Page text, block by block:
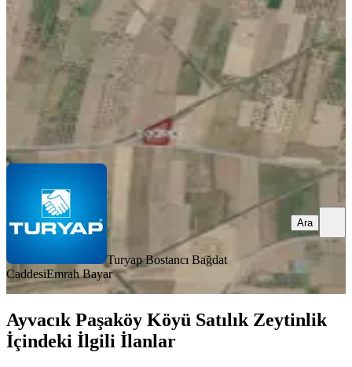
2546 m²·746/m² 07.08.2026
1.900.000 ₺
Turyap Bostancı Bağdat CaddesiEmrah Bayar
Turyap Bostancı Bağdat
CaddesiEmrah Bayar
Ara
Ayvacık Paşaköy Köyü Satılık Zeytinlik
İçindeki İlgili İlanlar